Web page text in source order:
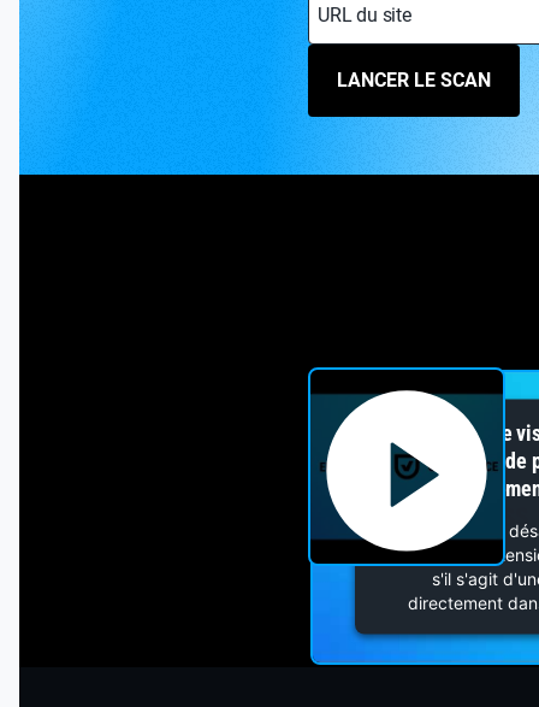
URL du site
LANCER LE SCAN
Impossible de
bloqueur de
Pour continuer,
la liste des
s'il s'agit
directement